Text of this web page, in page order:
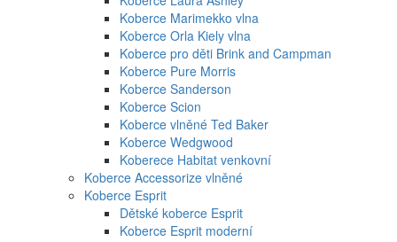
Koberce Marimekko vlna
Koberce Orla Kiely vlna
Koberce pro děti Brink and Campman
Koberce Pure Morris
Koberce Sanderson
Koberce Scion
Koberce vlněné Ted Baker
Koberce Wedgwood
Koberece Habitat venkovní
Koberce Accessorize vlněné
Koberce Esprit
Dětské koberce Esprit
Koberce Esprit moderní